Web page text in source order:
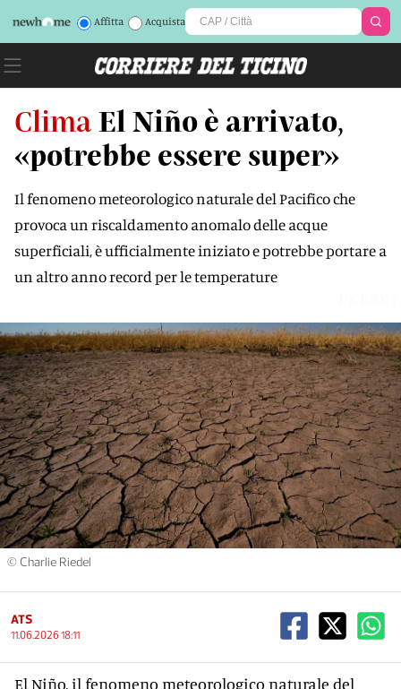
Affitta Acquista
Clima El Niño è arrivato,
«potrebbe essere super»
Il fenomeno meteorologico naturale del Pacifico che
provoca un riscaldamento anomalo delle acque
superficiali, è ufficialmente iniziato e potrebbe portare a
un altro anno record per le temperature
© Charlie Riedel
ATS
11.06.2026 18:11
El Niño, il fenomeno meteorologico naturale del